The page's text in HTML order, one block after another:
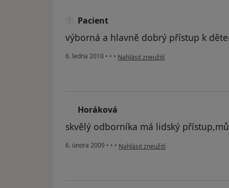
Pacient
výborná a hlavně dobrý přístup k
6. ledna 2010 • • • podle názoru uživatele Pacient
Nahlásit zneužití
Horáková
skvělý odborníka má lidský
6. února 2009 • • • podle názoru uživatele Horáková
Nahlásit zneužití